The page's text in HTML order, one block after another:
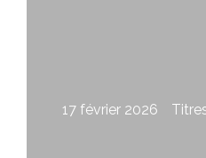
17 février 2026